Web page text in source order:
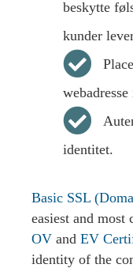
beskytte
kunder
identitet.
Basic SSL
easiest and
OV and EV
identity of the